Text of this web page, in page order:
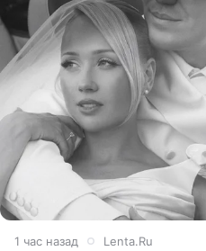
1 час назад Lenta.Ru